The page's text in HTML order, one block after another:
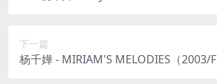
下一篇
杨千嬅 - MIRIAM'S MELODIES（2003/